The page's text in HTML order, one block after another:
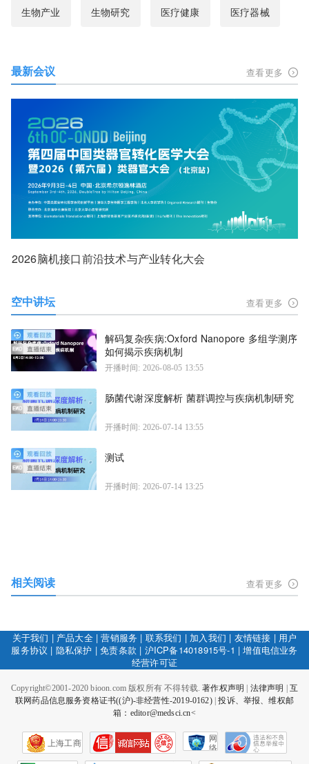
生物产业 生物研究 医疗健康 医疗器械
最新会议 查看更多
2026脑机接口前沿技术与产业转化大会
空中讲坛 查看更多
解码复杂疾病:Oxford Nanopore 多组学测序
如何揭示疾病机制
开播时间: 2026-08-05 13:55
肠菌代谢深度解析 菌群调控与疾病机制研究
开播时间: 2026-07-14 13:55
测试
开播时间: 2026-07-14 13:25
相关阅读 查看更多
关于我们 | 产品大全|营销服务 | 联系我们 | 加入我们 | 友情链接 | 用户
服务协议 | 隐私保护 |免责条款 | 沪ICP备14018915号-1 |增值电信业务
经营许可证
Copyright©2001-2020 bioon.com 版权所有 不得转载.著作权声明 法律声明
互
联网药品信息服务资格证书((沪)-非经营性-2019-0162)|投诉、举报、维权邮
箱：editor@medsci.cn<
上海工商
网
络